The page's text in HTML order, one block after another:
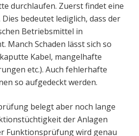
durchlaufen. Zuerst findet eine
bedeutet lediglich, dass der
Betriebsmittel in
Manch Schaden lässt sich so
Kabel, mangelhafte
etc.). Auch fehlerhafte
so aufgedeckt werden.
belegt aber noch lange
der Anlagen
Funktionsprüfung wird genau